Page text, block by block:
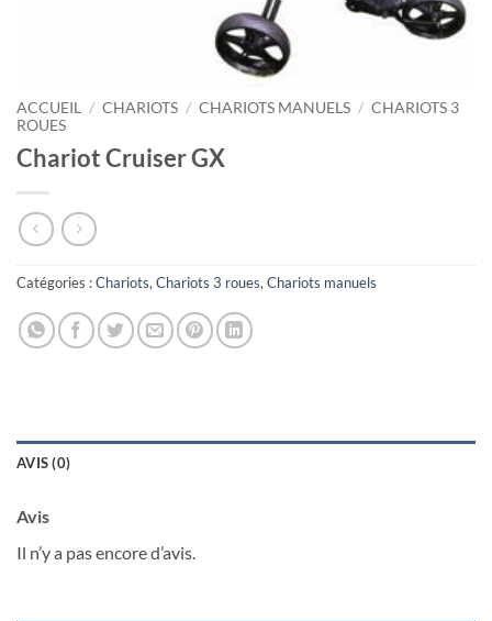
ACCUEIL / CHARIOTS / CHARIOTS MANUELS / CHARIOTS 3
ROUES
Chariot Cruiser GX
Catégories :Chariots, Chariots 3 roues, Chariots manuels
AVIS (0)
Avis
Il n’y a pas encore d’avis.